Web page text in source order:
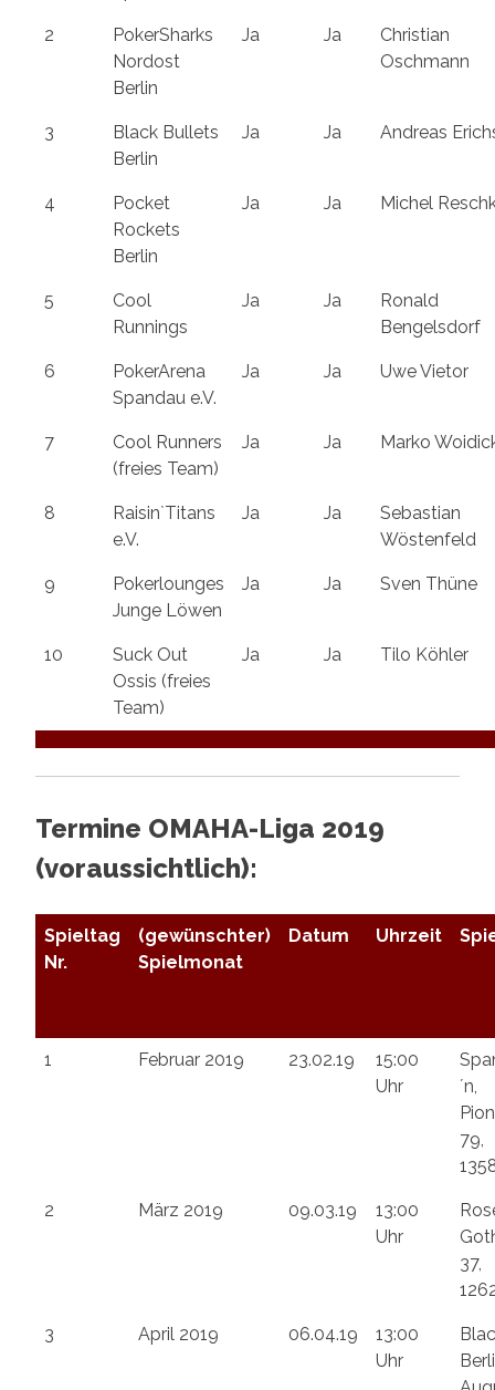
2
PokerSharks
Nordost
Berlin
Ja Ja
Christian
Oschmann
3
Black Bullets
Berlin
Ja Ja Andreas
4
Pocket
Rockets
Berlin
Ja Ja Michel
5
Cool
Runnings
Ja Ja
Ronald
Bengelsdorf
6
PokerArena
Spandau e.V.
Ja Ja Uwe Vietor
7
Cool Runners
(freies Team)
Ja Ja Marko
8
Raisin`Titans
e.V.
Ja Ja
Sebastian
Wöstenfeld
9
Pokerlounges
Junge Löwen
Ja Ja Sven Thüne
10
Suck Out
Ossis (freies
Team)
Ja Ja Tilo Köhler
Termine OMAHA-Liga 2019
(voraussichtlich):
Spieltag
Nr.
(gewünschter)
Spielmonat
Datum Uhrzeit
1 Februar 2019 23.02.19
15:00
Uhr
´n,
79,
2 März 2019 09.03.19
13:00
Uhr
37,
3 April 2019 06.04.19
13:00
Uhr